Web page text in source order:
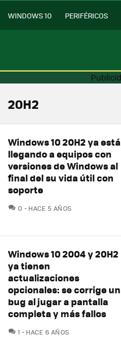
WINDOWS 10 PERIFÉRICOS
20H2
Windows 10 20H2 ya está
llegando a equipos con
versiones de Windows al
final del su vida útil con
soporte
0 COMENTARIOS
HACE 5 AÑOS
Windows 10 2004 y 20H2
ya tienen
actualizaciones
opcionales: se corrige un
bug al jugar a pantalla
completa y más fallos
1 COMENTARIOS
HACE 6 AÑOS